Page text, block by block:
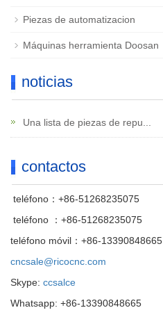
Piezas de automatizacion
Máquinas herramienta Doosan
noticias
Una lista de piezas de repu...
contactos
teléfono：+86-51268235075
teléfono ：+86-51268235075
teléfono móvil：+86-13390848665
cncsale@ricocnc.com
Skype: ccsalce
Whatsapp: +86-13390848665